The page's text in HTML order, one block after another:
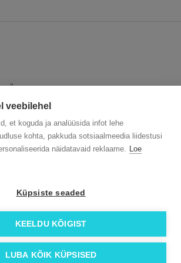
veebilehel
et koguda ja analüüsida infot lehe
kohta, pakkuda sotsiaalmeedia liidestusi
näidatavaid reklaame. Loe
Küpsiste seaded
KEELDU KÕIGIST
LUBA KÕIK KÜPSISED
Üldtingimused
ÖKO reklaamkingitused
Blogi
õigused on kaitstud.